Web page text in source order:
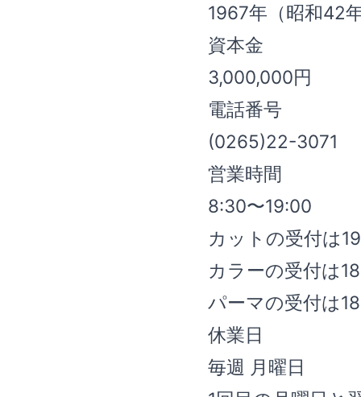
1967年（昭和42
資本金
3,000,000円
電話番号
(0265)22-3071
営業時間
8:30〜19:00
カットの受付は
カラーの受付は
パーマの受付は
休業日
毎週 月曜日